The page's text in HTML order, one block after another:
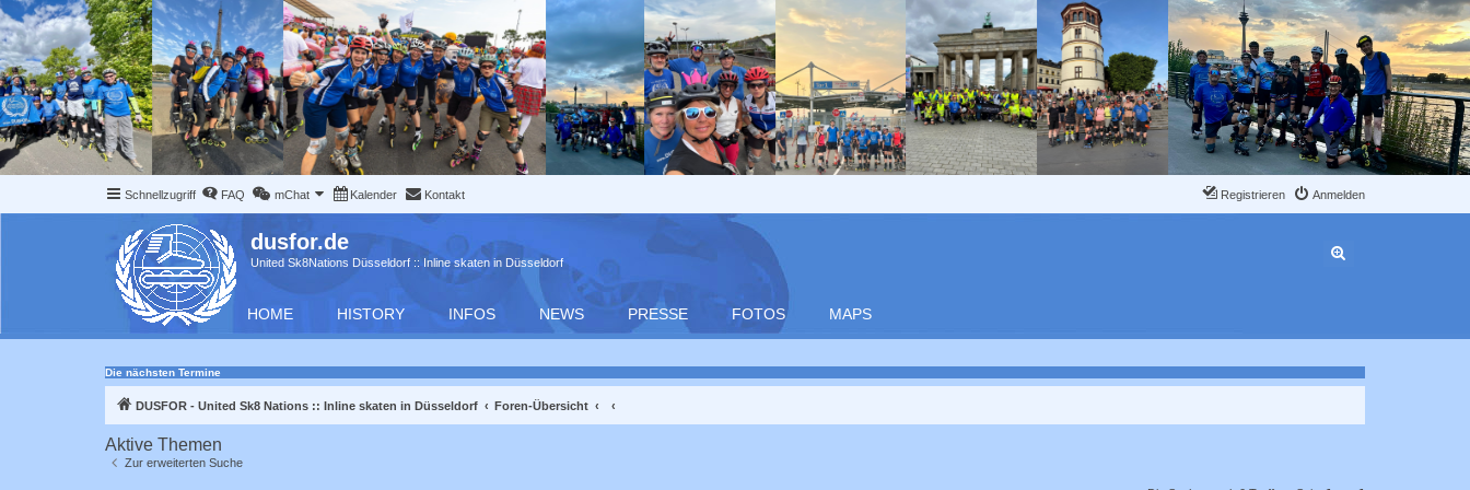
Schnellzugriff FAQ mChat Kalender Kontakt Anmelden
Registrieren
dusfor.de
United Sk8Nations Düsseldorf :: Inline skaten in Düsseldorf
HOME HISTORY INFOS NEWS PRESSE FOTOS MAPS
Die nächsten Termine
DUSFOR - United Sk8 Nations :: Inline skaten in Düsseldorf Foren-Übersicht
Aktive Themen
Zur erweiterten Suche